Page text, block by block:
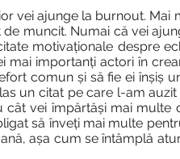
vei ajunge la burnout. Mai
muncit. Numai că vei
motivaționale despre
importanți actori în
comun și să fie ei înșiș
un citat pe care l-am
vei împărtăși mai multe
să înveți mai multe
așa cum se întâmplă